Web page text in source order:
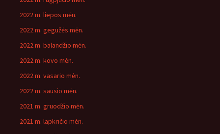
2022 m. liepos mėn.
2022 m. gegužės mėn.
2022 m. balandžio mėn.
2022 m. kovo mėn.
2022 m. vasario mėn.
2022 m. sausio mėn.
2021 m. gruodžio mėn.
2021 m. lapkričio mėn.